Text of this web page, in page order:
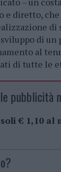
e diretto, che
di
di un
al
di tutte le
pubblicità
soli € 1,10 al